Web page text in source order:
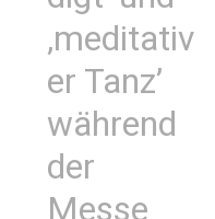
‚meditativ
er Tanz’
während
der
Messe